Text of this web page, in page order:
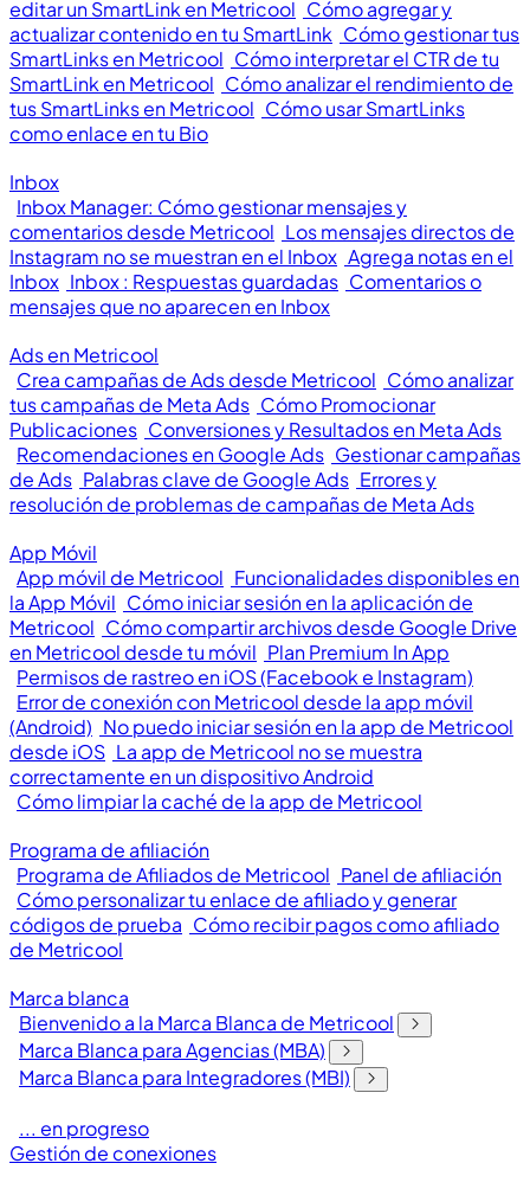
editar un SmartLink en Metricool Cómo agregar y
actualizar contenido en tu SmartLink Cómo gestionar tus
SmartLinks en Metricool Cómo interpretar el CTR de tu
SmartLink en Metricool Cómo analizar el rendimiento de
tus SmartLinks en Metricool Cómo usar SmartLinks
como enlace en tu Bio
Inbox
Inbox Manager: Cómo gestionar mensajes y
comentarios desde Metricool Los mensajes directos de
Instagram no se muestran en el Inbox Agrega notas en el
Inbox Inbox : Respuestas guardadas Comentarios o
mensajes que no aparecen en Inbox
Ads en Metricool
Crea campañas de Ads desde Metricool Cómo analizar
tus campañas de Meta Ads Cómo Promocionar
Publicaciones Conversiones y Resultados en Meta Ads
Recomendaciones en Google Ads Gestionar campañas
de Ads Palabras clave de Google Ads Errores y
resolución de problemas de campañas de Meta Ads
App Móvil
App móvil de Metricool Funcionalidades disponibles en
la App Móvil Cómo iniciar sesión en la aplicación de
Metricool Cómo compartir archivos desde Google Drive
en Metricool desde tu móvil Plan Premium In App
Permisos de rastreo en iOS (Facebook e Instagram)
Error de conexión con Metricool desde la app móvil
(Android) No puedo iniciar sesión en la app de Metricool
desde iOS La app de Metricool no se muestra
correctamente en un dispositivo Android
Cómo limpiar la caché de la app de Metricool
Programa de afiliación
Programa de Afiliados de Metricool Panel de afiliación
Cómo personalizar tu enlace de afiliado y generar
códigos de prueba Cómo recibir pagos como afiliado
de Metricool
Marca blanca
Bienvenido a la Marca Blanca de Metricool
Marca Blanca para Agencias (MBA)
Marca Blanca para Integradores (MBI)
... en progreso
Gestión de conexiones